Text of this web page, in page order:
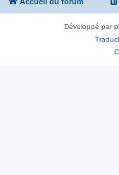
Développé par